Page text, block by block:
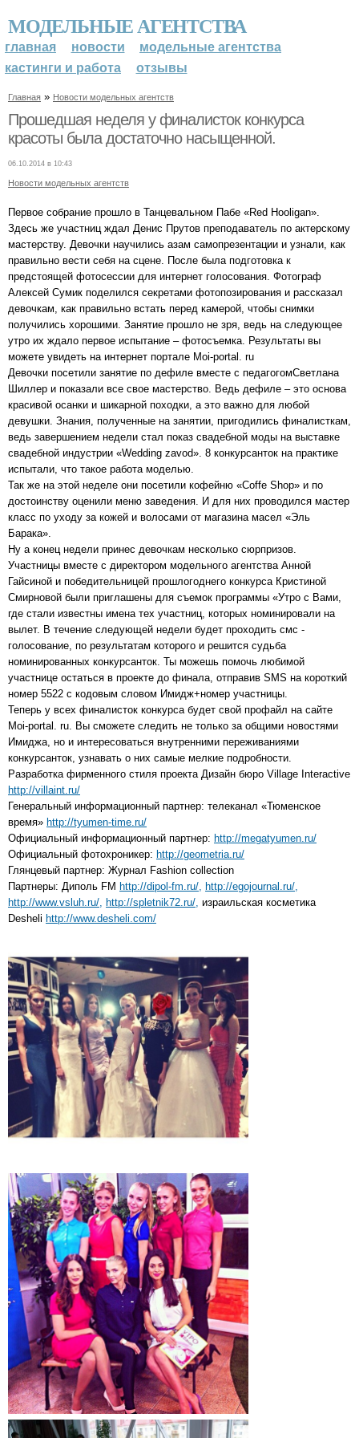
МОДЕЛЬНЫЕ АГЕНТСТВА
главная новости
модельные агентства
кастинги и работа
отзывы
Главная » Новости модельных агентств
Прошедшая неделя у финалисток конкурса
красоты была достаточно насыщенной.
06.10.2014 в 10:43
Новости модельных агентств
Первое собрание прошло в Танцевальном Пабе «Red Hooligan».
Здесь же участниц ждал Денис Прутов преподаватель по актерскому
мастерству. Девочки научились азам самопрезентации и узнали, как
правильно вести себя на сцене. После была подготовка к
предстоящей фотосессии для интернет голосования. Фотограф
Алексей Сумик поделился секретами фотопозирования и рассказал
девочкам, как правильно встать перед камерой, чтобы снимки
получились хорошими. Занятие прошло не зря, ведь на следующее
утро их ждало первое испытание – фотосъемка. Результаты вы
можете увидеть на интернет портале Moi-portal. ru
Девочки посетили занятие по дефиле вместе с педагогомСветлана
Шиллер и показали все свое мастерство. Ведь дефиле – это основа
красивой осанки и шикарной походки, а это важно для любой
девушки. Знания, полученные на занятии, пригодились финалисткам,
ведь завершением недели стал показ свадебной моды на выставке
свадебной индустрии «Wedding zavod». 8 конкурсанток на практике
испытали, что такое работа моделью.
Так же на этой неделе они посетили кофейню «Coffe Shop» и по
достоинству оценили меню заведения. И для них проводился мастер
класс по уходу за кожей и волосами от магазина масел «Эль
Барака».
Ну а конец недели принес девочкам несколько сюрпризов.
Участницы вместе с директором модельного агентства Анной
Гайсиной и победительницей прошлогоднего конкурса Кристиной
Смирновой были приглашены для съемок программы «Утро с Вами,
где стали известны имена тех участниц, которых номинировали на
вылет. В течение следующей недели будет проходить смс -
голосование, по результатам которого и решится судьба
номинированных конкурсанток. Ты можешь помочь любимой
участнице остаться в проекте до финала, отправив SMS на короткий
номер 5522 с кодовым словом Имидж+номер участницы.
Теперь у всех финалисток конкурса будет свой профайл на сайте
Moi-portal. ru. Вы сможете следить не только за общими новостями
Имиджа, но и интересоваться внутренними переживаниями
конкурсанток, узнавать о них самые мелкие подробности.
Разработка фирменного стиля проекта Дизайн бюро Village Interactive
http://villaint.ru/
Генеральный информационный партнер: телеканал «Тюменское
время» http://tyumen-time.ru/
Официальный информационный партнер: http://megatyumen.ru/
Официальный фотохроникер: http://geometria.ru/
Глянцевый партнер: Журнал Fashion collection
Партнеры: Диполь FM http://dipol-fm.ru/, http://egojournal.ru/,
http://www.vsluh.ru/, http://spletnik72.ru/, израильская косметика
Desheli http://www.desheli.com/